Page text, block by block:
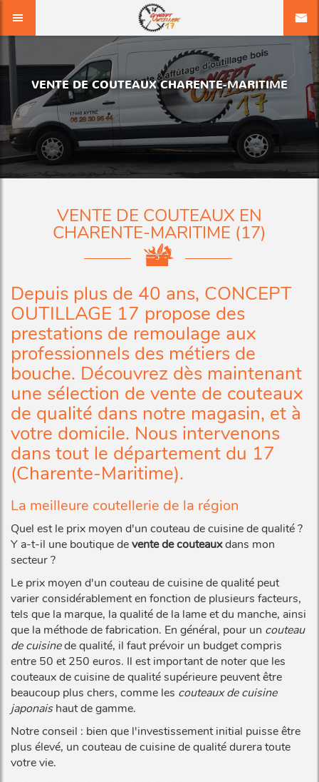
VENTE DE COUTEAUX CHARENTE-MARITIME
VENTE DE COUTEAUX EN
CHARENTE-MARITIME (17)
Depuis plus de 40 ans, CONCEPT
OUTILLAGE 17 propose des
prestations de remoulage aux
professionnels des métiers de
bouche. Découvrez dès maintenant
une sélection de vente de couteaux
de qualité dans notre magasin, et à
votre domicile. Nous intervenons
dans tout le département du 17
(Charente-Maritime).
La meilleure coutellerie de la région
Quel est le prix moyen d'un couteau de cuisine de qualité ?
Y a-t-il une boutique devente de couteauxdans mon
secteur ?
Le prix moyen d'un couteau de cuisine de qualité peut
varier considérablement en fonction de plusieurs facteurs,
tels que la marque, la qualité de la lame et du manche, ainsi
que la méthode de fabrication. En général, pour un couteau
de cuisinede qualité, il faut prévoir un budget compris
entre 50 et 250 euros. Il est important de noter que les
couteaux de cuisine de qualité supérieure peuvent être
beaucoup plus chers, comme les couteaux de cuisine
japonaishaut de gamme.
Notre conseil : bien que l'investissement initial puisse être
plus élevé, un couteau de cuisine de qualité durera toute
votre vie.